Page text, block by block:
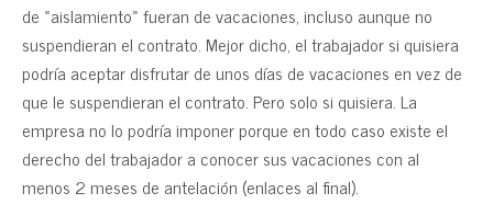
de «aislamiento» fueran de vacaciones, incluso aunque no
suspendieran el contrato. Mejor dicho, el trabajador si quisiera
podría aceptar disfrutar de unos días de vacaciones en vez de
que le suspendieran el contrato. Pero solo si quisiera. La
empresa no lo podría imponer porque en todo caso existe el
derecho del trabajador a conocer sus vacaciones con al
menos 2 meses de antelación (enlaces al final).